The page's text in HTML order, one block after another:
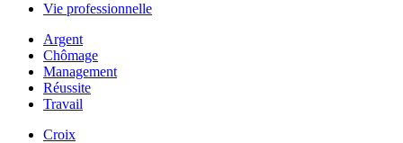
Vie professionnelle
Argent
Chômage
Management
Réussite
Travail
Croix